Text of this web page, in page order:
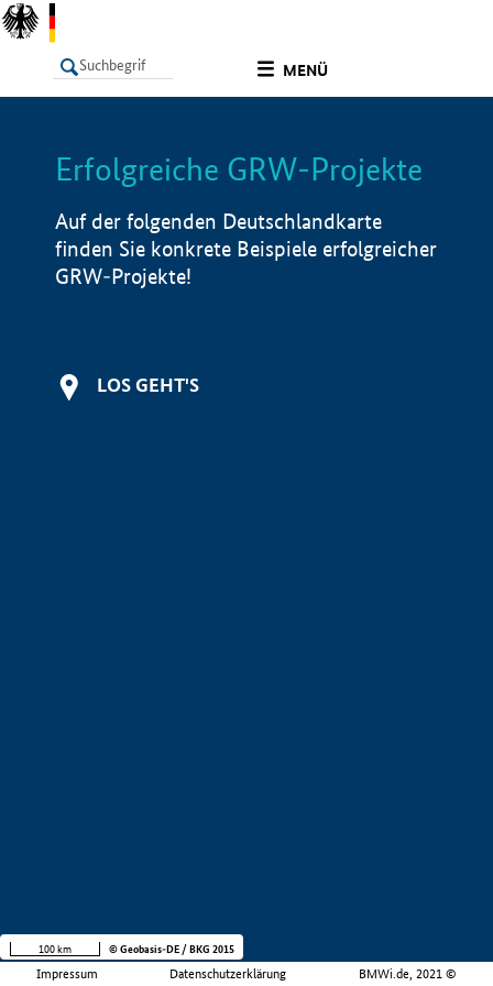
MENÜ
LISTE Info
Erfolgreiche GRW-Projekte
Auf der folgenden Deutschlandkarte
finden Sie konkrete Beispiele erfolgreicher
GRW-Projekte!
LOS GEHT'S
Impressum Datenschutzerklärung BMWi.de, 2021 ©
100 km © Geobasis-DE / BKG 2015